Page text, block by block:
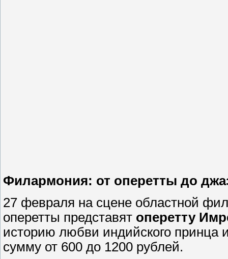
Филармония: от оперетты до
27 февраля на сцене областной
оперетты представят оперетту
историю любви индийского принца
сумму от 600 до 1200 рублей.